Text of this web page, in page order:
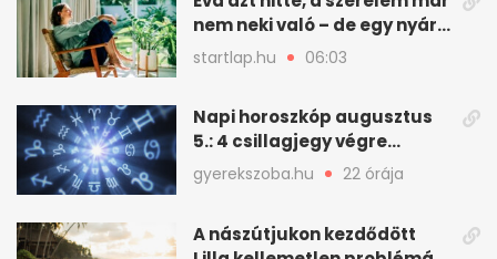
nem neki való – de egy nyári
hétvége mindent
megváltoztatott
startlap.hu 06:03
Napi horoszkóp augusztus
5.: 4 csillagjegy végre
szerencsés napot fog ki
gyerekszoba.hu 22 órája
A nászútjukon kezdődött